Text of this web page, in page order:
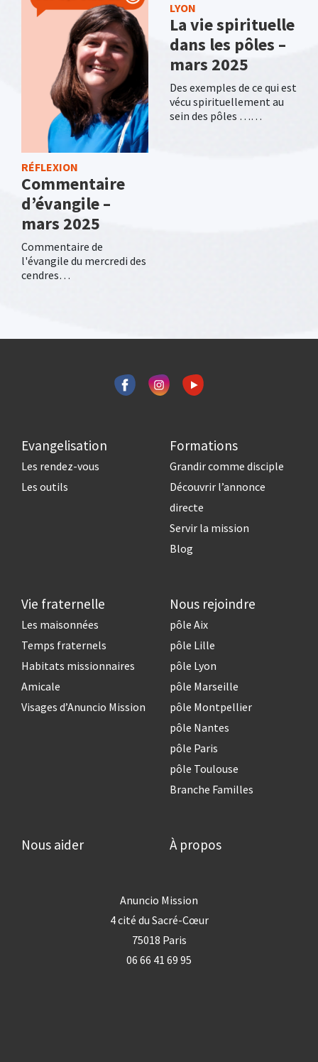
RÉFLEXION
Commentaire
d’évangile –
mars 2025
Commentaire de
l'évangile du mercredi des
cendres…
LYON
La vie spirituelle
dans les pôles –
mars 2025
Des exemples de ce qui est
vécu spirituellement au
sein des pôles ……
Evangelisation
Les rendez-vous
Les outils
Formations
Grandir comme disciple
Découvrir l’annonce
directe
Servir la mission
Blog
Vie fraternelle
Les maisonnées
Temps fraternels
Habitats missionnaires
Amicale
Visages d’Anuncio Mission
Nous rejoindre
pôle Aix
pôle Lille
pôle Lyon
pôle Marseille
pôle Montpellier
pôle Nantes
pôle Paris
pôle Toulouse
Branche Familles
Nous aider À propos
Anuncio Mission
4 cité du Sacré-Cœur
75018 Paris
06 66 41 69 95